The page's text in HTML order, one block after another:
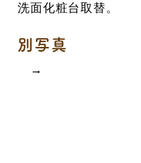
洗面化粧台取替。
別写真
→